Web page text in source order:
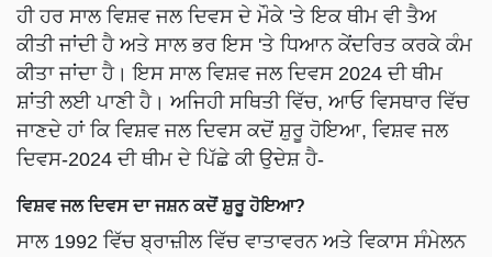
ਹੀ ਹਰ ਸਾਲ ਵਿਸ਼ਵ ਜਲ ਦਿਵਸ ਦੇ ਮੌਕੇ 'ਤੇ ਇਕ ਥੀਮ ਵੀ ਤੈਅ
ਕੀਤੀ ਜਾਂਦੀ ਹੈ ਅਤੇ ਸਾਲ ਭਰ ਇਸ 'ਤੇ ਧਿਆਨ ਕੇਂਦਰਿਤ ਕਰਕੇ ਕੰਮ
ਕੀਤਾ ਜਾਂਦਾ ਹੈ। ਇਸ ਸਾਲ ਵਿਸ਼ਵ ਜਲ ਦਿਵਸ 2024 ਦੀ ਥੀਮ
ਸ਼ਾਂਤੀ ਲਈ ਪਾਣੀ ਹੈ। ਅਜਿਹੀ ਸਥਿਤੀ ਵਿੱਚ, ਆਓ ਵਿਸਥਾਰ ਵਿੱਚ
ਜਾਣਦੇ ਹਾਂ ਕਿ ਵਿਸ਼ਵ ਜਲ ਦਿਵਸ ਕਦੋਂ ਸ਼ੁਰੂ ਹੋਇਆ, ਵਿਸ਼ਵ ਜਲ
ਦਿਵਸ-2024 ਦੀ ਥੀਮ ਦੇ ਪਿੱਛੇ ਕੀ ਉਦੇਸ਼ ਹੈ-
ਵਿਸ਼ਵ ਜਲ ਦਿਵਸ ਦਾ ਜਸ਼ਨ ਕਦੋਂ ਸ਼ੁਰੂ ਹੋਇਆ?
ਸਾਲ 1992 ਵਿੱਚ ਬ੍ਰਾਜ਼ੀਲ ਵਿੱਚ ਵਾਤਾਵਰਨ ਅਤੇ ਵਿਕਾਸ ਸੰਮੇਲਨ